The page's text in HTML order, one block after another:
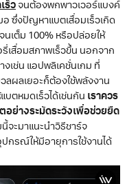
ร็วจนต้องพกพาวเวอร์แบงค์
ซึ่งปัญหาแบตเสื่อมเร็วเกิด
นเต็ม 100% หรือปล่อยให้
รี่เสื่อมสภาพเร็วขึ้น นอกจาก
เช่น แอปพลิเคชั่นเกม ที่
ลผลเยอะก็ต้องใช้พลังงาน
บตหมดเร็วได้เช่นกัน เราควร
อย่างระมัดระวังเพื่อช่วยยืด
จะมาแนะนำวิธีชาร์จ
กรณ์ให้มีอายุการใช้งานได้